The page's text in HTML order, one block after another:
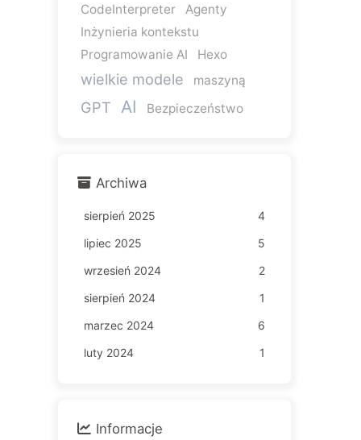
CodeInterpreter
Agenty
Inżynieria kontekstu
Programowanie AI
Hexo
wielkie modele maszyną
GPT AI Bezpieczeństwo
Archiwa
sierpień 2025
4
lipiec 2025
5
wrzesień 2024
2
sierpień 2024
1
marzec 2024
6
luty 2024
1
Informacje